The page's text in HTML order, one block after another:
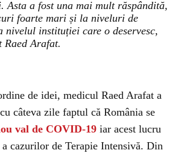
Asta a fost una mai mult răspândită,
foarte mari și la niveluri de
nivelul instituției care o deservesc,
Raed Arafat.
de idei, medicul Raed Arafat a
câteva zile faptul că România se
val de COVID-19 iar acest lucru
a cazurilor de Terapie Intensivă. Din